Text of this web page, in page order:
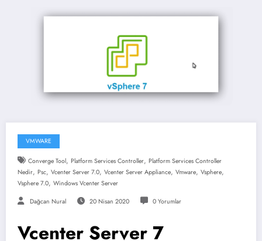
VMWARE
Converge Tool, Platform Services Controller, Platform Services Controller
Nedir, Psc, Vcenter Server 7.0, Vcenter Server Appliance, Vmware, Vsphere,
Vsphere 7.0, Windows Vcenter Server
Dağcan Nural 20 Nisan 2020 0 Yorumlar
Vcenter Server 7